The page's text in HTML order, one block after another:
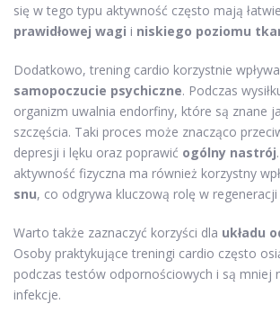
się w tego typu aktywność często mają
prawidłowej wagi i niskiego poziomu
Dodatkowo, trening cardio korzystnie
samopoczucie psychiczne. Podczas
organizm uwalnia endorfiny, które są znane
szczęścia. Taki proces może znacząco
depresji i lęku oraz poprawić ogólny nastrój
aktywność fizyczna ma również korzystny
snu, co odgrywa kluczową rolę w
Warto także zaznaczyć korzyści dla układu
Osoby praktykujące treningi cardio często
podczas testów odpornościowych i są mniej
infekcje.